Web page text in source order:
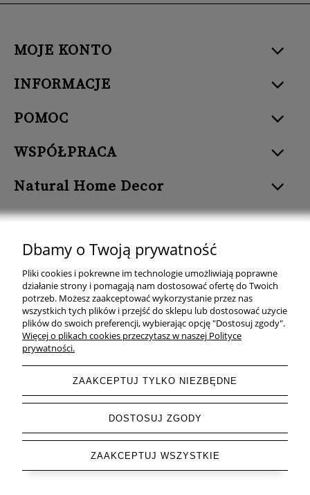
MOJE KONTO
INFORMACJE
POMOC
WSPÓŁPRACA
Natural Home Decor
Natural Home Decor | E-mail: sklep at naturalhomedecor.pl | Tel.:
507 707 299| NIP: 7971800592 | REGON: 381429127
Copyright © 2026 - Naturalhomedecor.pl
Dbamy o Twoją prywatność
Pliki cookies i pokrewne im technologie umożliwiają poprawne
działanie strony i pomagają nam dostosować ofertę do Twoich
potrzeb. Możesz zaakceptować wykorzystanie przez nas
wszystkich tych plików i przejść do sklepu lub dostosować użycie
plików do swoich preferencji, wybierając opcję "Dostosuj zgody".
Więcej o plikach cookies przeczytasz w naszej Polityce
prywatności.
ZAAKCEPTUJ TYLKO NIEZBĘDNE
DOSTOSUJ ZGODY
ZAAKCEPTUJ WSZYSTKIE